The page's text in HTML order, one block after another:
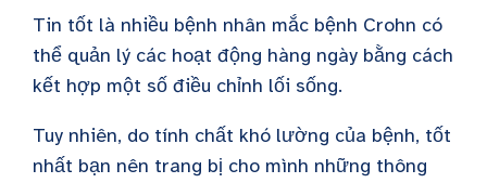
Tin tốt là nhiều bệnh nhân mắc bệnh Crohn có
thể quản lý các hoạt động hàng ngày bằng cách
kết hợp một số điều chỉnh lối sống.
Tuy nhiên, do tính chất khó lường của bệnh, tốt
nhất bạn nên trang bị cho mình những thông